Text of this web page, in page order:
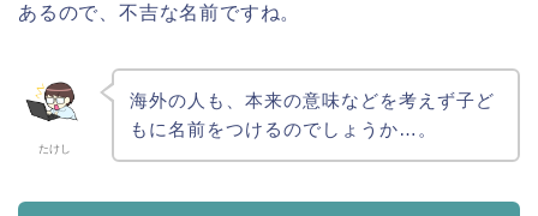
あるので、不吉な名前ですね。
たけし
海外の人も、本来の意味などを考えず子ど
もに名前をつけるのでしょうか…。